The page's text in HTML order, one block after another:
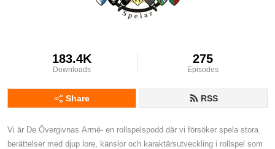
183.4K
Downloads
275
Episodes
Share RSS
Vi är De Övergivnas Armé- en rollspelspodd där vi försöker spela stora
berättelser med djup lore, känslor och karaktärsutveckling i rollspel som